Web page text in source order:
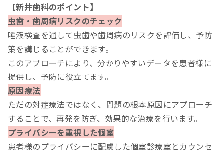
【新井歯科のポイント】
虫歯・歯周病リスクのチェック
唾液検査を通して虫歯や歯周病のリスクを評価し、予防
策を講じることができます。
このアプローチにより、分かりやすいデータを患者様に
提供し、予防に役立てます。
原因療法
ただの対症療法ではなく、問題の根本原因にアプローチ
することで、再発を防ぎ、効果的な治療を行います。
プライバシーを重視した個室
患者様のプライバシーに配慮した個室診療室とカウンセ